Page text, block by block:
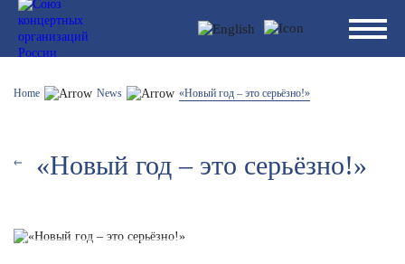
Home News «Новый год – это серьёзно!»
«Новый год – это серьёзно!»